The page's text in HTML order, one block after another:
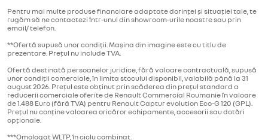
Pentru mai multe produse financiare adaptate dorinței și situației tale, te
rugăm să ne contactezi într-unul din showroom-urile noastre sau prin
email/ telefon.
**Ofertă supusă unor condiții. Mașina din imagine este cu titlu de
prezentare. Prețul nu include TVA.
Ofertă destinată persoanelor juridice, fără valoare contractuală, supusă
unor condiții comerciale, în limita stocului disponibil, valabilă până la 31
august 2026. Prețul este obținut prin scăderea din prețul standard a
reducerii comerciale oferite de Renault Commercial Roumanie în valoare
de 1.488 Euro (fără TVA) pentru Renault Captur evolution Eco-G 120 (GPL).
Prețul nu conține valoarea oricăror echipamente, accesorii sau dotări
opționale.
***Omologat WLTP, în ciclu combinat.